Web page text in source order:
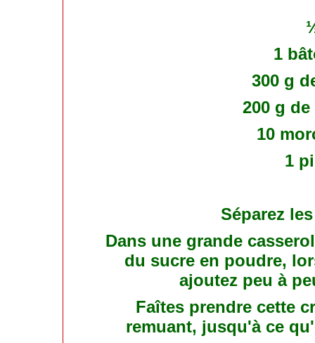
1
300 g
200 g
10
1
Séparez
Dans une grande
du sucre en poudre,
ajoutez peu à
Faîtes prendre cette
remuant, jusqu'à ce